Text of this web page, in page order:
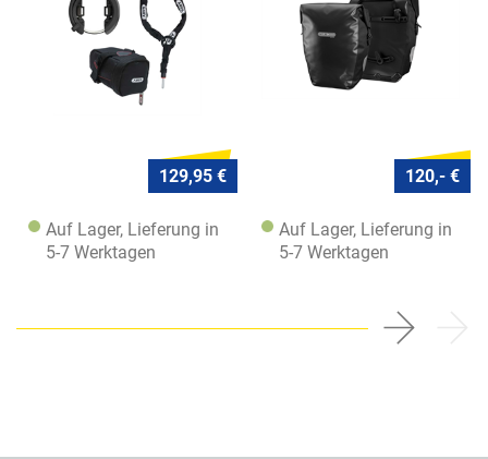
129,95 €
Auf Lager, Lieferung in
5-7 Werktagen
120,- €
Auf Lager, Lieferung in
5-7 Werktagen